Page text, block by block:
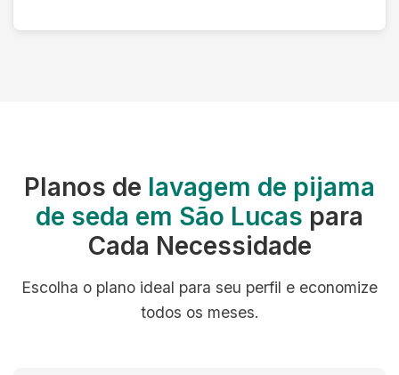
Planos de lavagem de pijama
de seda em São Lucas para
Cada Necessidade
Escolha o plano ideal para seu perfil e economize
todos os meses.